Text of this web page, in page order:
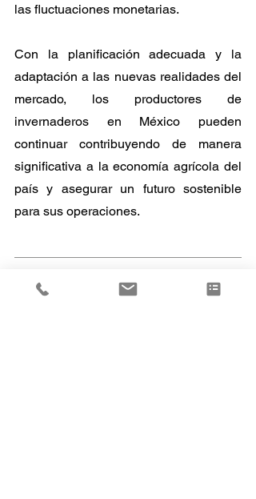
las fluctuaciones monetarias.
Con la planificación adecuada y la
adaptación a las nuevas realidades del
mercado, los productores de
invernaderos en México pueden
continuar contribuyendo de manera
significativa a la economía agrícola del
país y asegurar un futuro sostenible
para sus operaciones.
Para más información sobre como se
pueden ver afectados los insumos de